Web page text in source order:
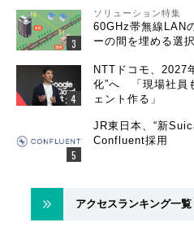
ソリューション特集
60GHz帯無線LAN
ーの間を埋める選
NTTドコモ、2027
化”へ 「現場社員
ェント作る」
JR東日本、“新
Confluent採用
アクセスランキング一覧